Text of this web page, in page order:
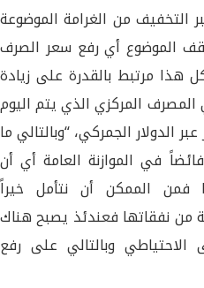
التخفيف من الغرامة الموضوعة
الموضوع أي رفع سعر الصرف
لافتاً ان كل هذا مرتبط بالقدرة على زيادة
المصرف المركزي الذي يتم اليوم
الدولار الجمركي، “وبالتالي ما
في الموازنة العامة أي أن
الممكن أن نتأمل خيراً
من نفقاتها فعندئذ يصبح هناك
وبالتالي على رفع